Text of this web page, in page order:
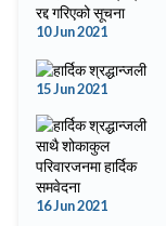
10 Jun 2021
15 Jun 2021
16 Jun 2021